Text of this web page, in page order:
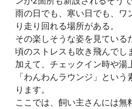
雨の日でも、寒い日でも、ワ
り走り回れる場所がある。
その楽しそうな姿を見ている
頃のストレスも吹き飛んでし
加えて、チェックイン時や湯
「わんわんラウンジ」とい
ります。
ここでは、飼い主さんには無